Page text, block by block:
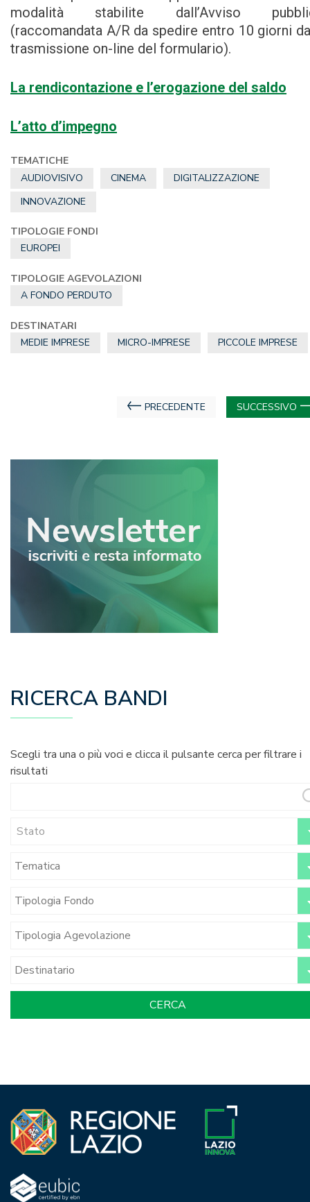
modalità stabilite dall’Avviso
(raccomandata A/R da spedire entro 10 giorni
trasmissione on-line del formulario).
La rendicontazione e l’erogazione del saldo
L’atto d’impegno
TEMATICHE
AUDIOVISIVO
CINEMA
DIGITALIZZAZIONE
INNOVAZIONE
TIPOLOGIE FONDI
EUROPEI
TIPOLOGIE AGEVOLAZIONI
A FONDO PERDUTO
DESTINATARI
MEDIE IMPRESE
MICRO-IMPRESE PICCOLE IMPRESE
PRECEDENTE SUCCESSIVO
RICERCA BANDI
Scegli tra una o più voci e clicca il pulsante cerca per filtrare i
risultati
Stato